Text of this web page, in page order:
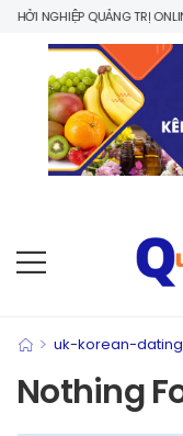
NGHIỆP QUẢNG TRỊ ONLINE
> uk-korean-
Nothing